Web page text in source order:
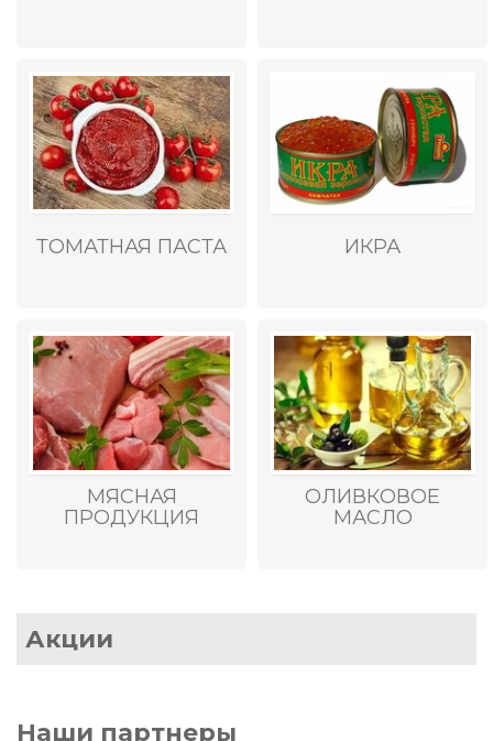
ТОМАТНАЯ ПАСТА ИКРА
МЯСНАЯ
ПРОДУКЦИЯ
ОЛИВКОВОЕ
МАСЛО
Акции
Наши партнеры